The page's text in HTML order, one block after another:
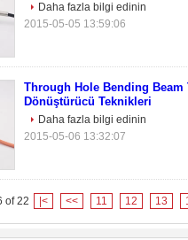
Daha fazla bilgi edinin
2015-05-05 13:59:06
Through Hole Bending Beam
Dönüştürücü Teknikleri
Daha fazla bilgi edinin
2015-05-06 13:32:07
of 22 |< << 11 12 13